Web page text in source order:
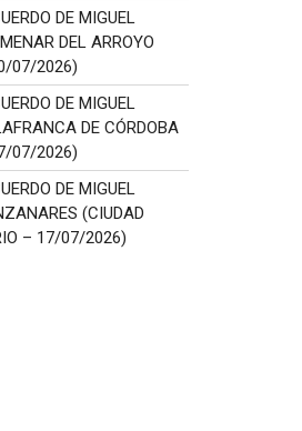
DE MIGUEL
DEL ARROYO
07/2026)
DE MIGUEL
DE CÓRDOBA
07/2026)
DE MIGUEL
(CIUDAD
– 17/07/2026)